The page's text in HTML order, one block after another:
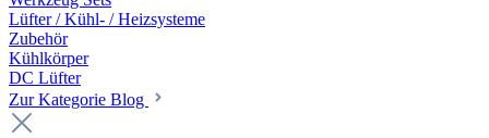
Lüfter / Kühl- / Heizsysteme
Zubehör
Kühlkörper
DC Lüfter
Zur Kategorie Blog